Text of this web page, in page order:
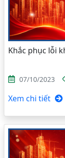
Khắc phục lỗi
07/10/2023
Xem chi tiết